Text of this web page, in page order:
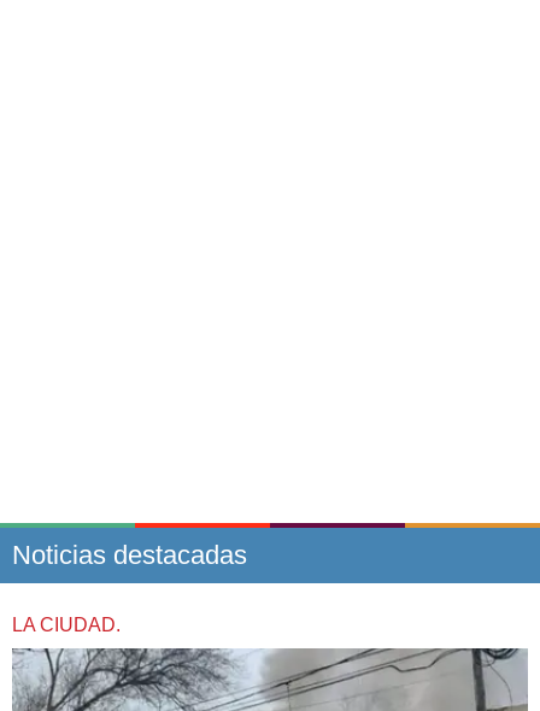
Noticias destacadas
LA CIUDAD.